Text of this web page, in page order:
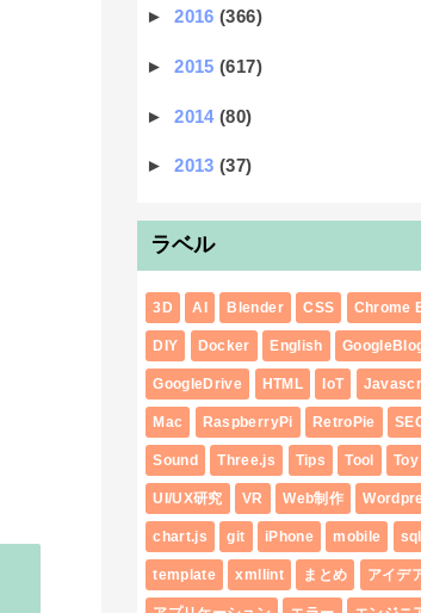
►2016(366)
►2015(617)
►2014(80)
►2013(37)
ラベル
3D AI Blender CSS Chrome
DIY Docker English
GoogleDrive HTML IoT
Mac RaspberryPi RetroPie
Sound Three.js Tips Tool Toy
UI/UX研究 VR Web制作
chart.js git iPhone mobile sql
template xmllint まとめ アイデ